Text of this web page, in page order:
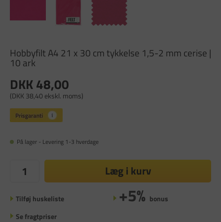
Hobbyfilt A4 21 x 30 cm tykkelse 1,5-2 mm cerise |
10 ark
DKK 48,00
(DKK 38,40 ekskl. moms)
På lager - Levering 1-3 hverdage
Læg i kurv
Tilføj huskeliste +5% bonus
Se fragtpriser